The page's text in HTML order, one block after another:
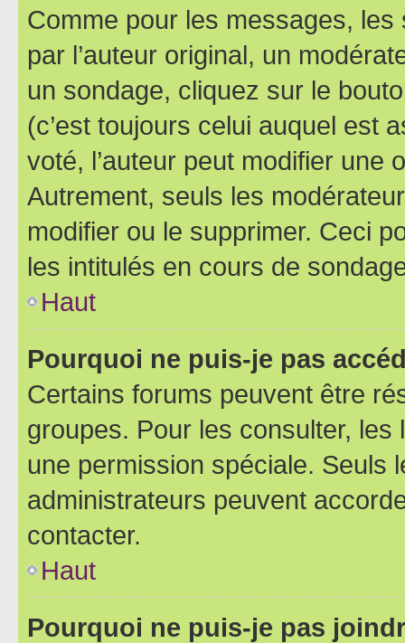
Comme pour les messages,
par l’auteur original, un
un sondage, cliquez sur le
(c’est toujours celui auquel est
voté, l’auteur peut modifier une
Autrement, seuls les
modifier ou le supprimer. Ceci
les intitulés en cours de
Haut
Pourquoi ne puis-je pas
Certains forums peuvent être
groupes. Pour les consulter,
une permission spéciale. Seuls
administrateurs peuvent
contacter.
Haut
Pourquoi ne puis-je pas